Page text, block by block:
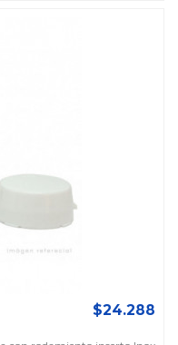
$24.288